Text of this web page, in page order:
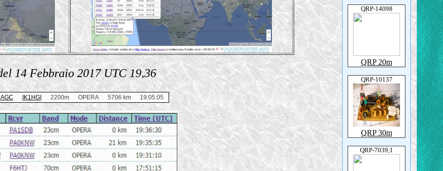
14 Febbraio 2017 UTC 19,36
IK1HGI 2200m OPERA 5706 km 19:05:05
QRP-14098
QRP 20m
QRP-10137
QRP 30m
QRP-7039,1